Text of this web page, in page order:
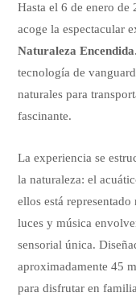
Hasta el 6 de enero de
acoge la espectacular
Naturaleza Encendida
tecnología de
naturales para
fascinante.
La experiencia se
la naturaleza: el
ellos está
luces y música
sensorial única.
aproximadamente 45
para disfrutar en